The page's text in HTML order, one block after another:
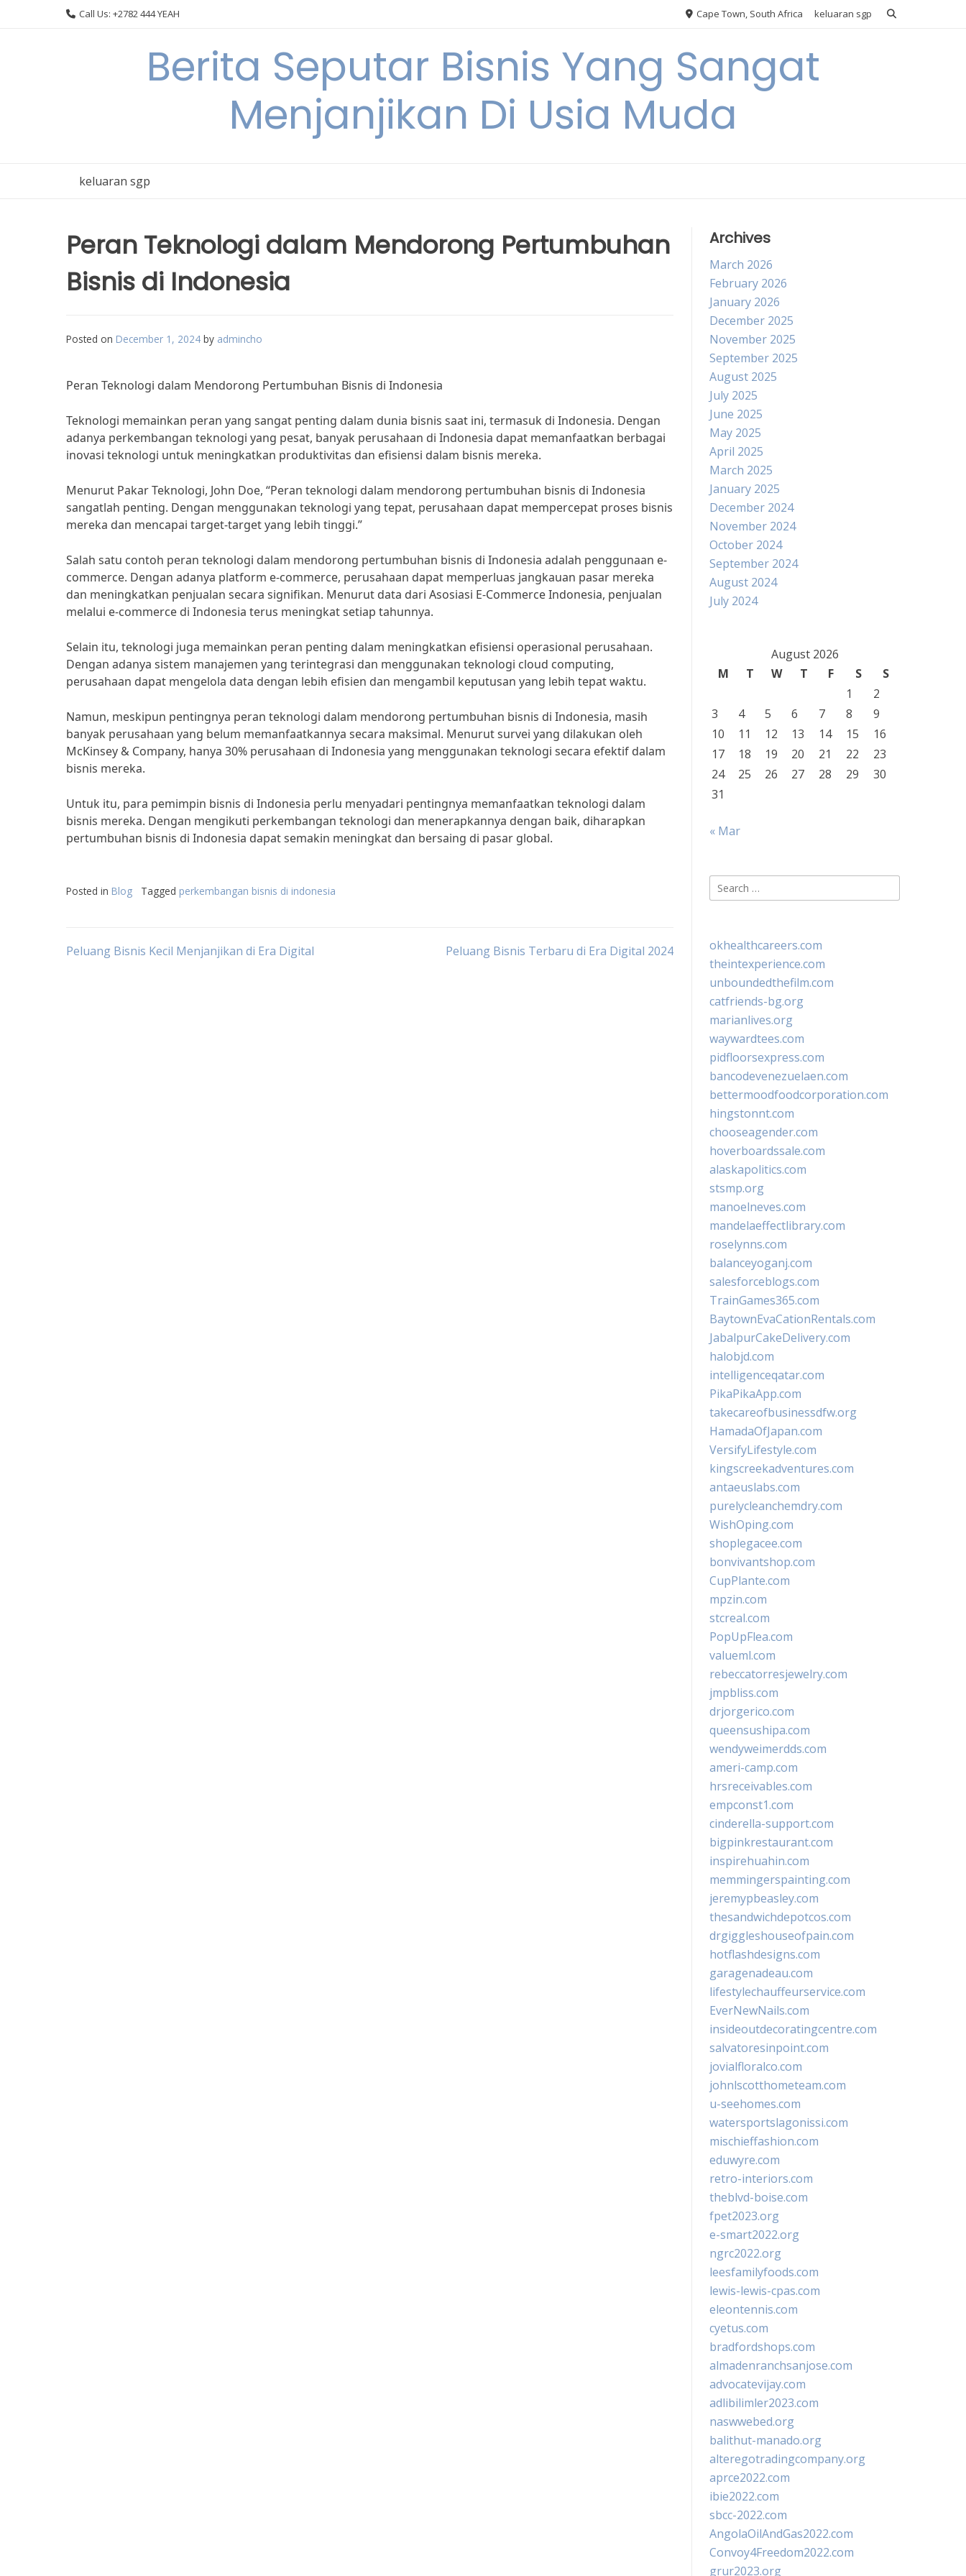
Call Us: +2782 444 YEAH Cape Town, South Africa keluaran sgp
Berita Seputar Bisnis Yang Sangat
Menjanjikan Di Usia Muda
keluaran sgp
Peran Teknologi dalam Mendorong Pertumbuhan
Bisnis di Indonesia
Posted on December 1, 2024 by admincho
Peran Teknologi dalam Mendorong Pertumbuhan Bisnis di Indonesia
Teknologi memainkan peran yang sangat penting dalam dunia bisnis saat ini, termasuk di Indonesia. Dengan
adanya perkembangan teknologi yang pesat, banyak perusahaan di Indonesia dapat memanfaatkan berbagai
inovasi teknologi untuk meningkatkan produktivitas dan efisiensi dalam bisnis mereka.
Menurut Pakar Teknologi, John Doe, “Peran teknologi dalam mendorong pertumbuhan bisnis di Indonesia
sangatlah penting. Dengan menggunakan teknologi yang tepat, perusahaan dapat mempercepat proses bisnis
mereka dan mencapai target-target yang lebih tinggi.”
Salah satu contoh peran teknologi dalam mendorong pertumbuhan bisnis di Indonesia adalah penggunaan e-
commerce. Dengan adanya platform e-commerce, perusahaan dapat memperluas jangkauan pasar mereka
dan meningkatkan penjualan secara signifikan. Menurut data dari Asosiasi E-Commerce Indonesia, penjualan
melalui e-commerce di Indonesia terus meningkat setiap tahunnya.
Selain itu, teknologi juga memainkan peran penting dalam meningkatkan efisiensi operasional perusahaan.
Dengan adanya sistem manajemen yang terintegrasi dan menggunakan teknologi cloud computing,
perusahaan dapat mengelola data dengan lebih efisien dan mengambil keputusan yang lebih tepat waktu.
Namun, meskipun pentingnya peran teknologi dalam mendorong pertumbuhan bisnis di Indonesia, masih
banyak perusahaan yang belum memanfaatkannya secara maksimal. Menurut survei yang dilakukan oleh
McKinsey & Company, hanya 30% perusahaan di Indonesia yang menggunakan teknologi secara efektif dalam
bisnis mereka.
Untuk itu, para pemimpin bisnis di Indonesia perlu menyadari pentingnya memanfaatkan teknologi dalam
bisnis mereka. Dengan mengikuti perkembangan teknologi dan menerapkannya dengan baik, diharapkan
pertumbuhan bisnis di Indonesia dapat semakin meningkat dan bersaing di pasar global.
Posted in Blog Tagged perkembangan bisnis di indonesia
Post
Peluang Bisnis Kecil Menjanjikan di Era Digital Peluang Bisnis Terbaru di Era Digital 2024
Archives
March 2026
February 2026
January 2026
December 2025
November 2025
September 2025
August 2025
July 2025
June 2025
May 2025
April 2025
March 2025
January 2025
December 2024
November 2024
October 2024
September 2024
August 2024
July 2024
August 2026
M
T W T F S
S
1
2
3
4 5 6 7 8
9
10
11 12 13 14 15
16
17
18 19 20 21 22
23
24
25 26 27 28 29
30
31
« Mar
Search
for:
okhealthcareers.com
theintexperience.com
unboundedthefilm.com
catfriends-bg.org
marianlives.org
waywardtees.com
pidfloorsexpress.com
bancodevenezuelaen.com
bettermoodfoodcorporation.com
hingstonnt.com
chooseagender.com
hoverboardssale.com
alaskapolitics.com
stsmp.org
manoelneves.com
mandelaeffectlibrary.com
roselynns.com
balanceyoganj.com
salesforceblogs.com
TrainGames365.com
BaytownEvaCationRentals.com
JabalpurCakeDelivery.com
halobjd.com
intelligenceqatar.com
PikaPikaApp.com
takecareofbusinessdfw.org
HamadaOfJapan.com
VersifyLifestyle.com
kingscreekadventures.com
antaeuslabs.com
purelycleanchemdry.com
WishOping.com
shoplegacee.com
bonvivantshop.com
CupPlante.com
mpzin.com
stcreal.com
PopUpFlea.com
valueml.com
rebeccatorresjewelry.com
jmpbliss.com
drjorgerico.com
queensushipa.com
wendyweimerdds.com
ameri-camp.com
hrsreceivables.com
empconst1.com
cinderella-support.com
bigpinkrestaurant.com
inspirehuahin.com
memmingerspainting.com
jeremypbeasley.com
thesandwichdepotcos.com
drgiggleshouseofpain.com
hotflashdesigns.com
garagenadeau.com
lifestylechauffeurservice.com
EverNewNails.com
insideoutdecoratingcentre.com
salvatoresinpoint.com
jovialfloralco.com
johnlscotthometeam.com
u-seehomes.com
watersportslagonissi.com
mischieffashion.com
eduwyre.com
retro-interiors.com
theblvd-boise.com
fpet2023.org
e-smart2022.org
ngrc2022.org
leesfamilyfoods.com
lewis-lewis-cpas.com
eleontennis.com
cyetus.com
bradfordshops.com
almadenranchsanjose.com
advocatevijay.com
adlibilimler2023.com
naswwebed.org
balithut-manado.org
alteregotradingcompany.org
aprce2022.com
ibie2022.com
sbcc-2022.com
AngolaOilAndGas2022.com
Convoy4Freedom2022.com
grur2023.org